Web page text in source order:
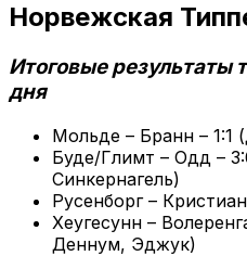
Норвежская
Итоговые результаты
дня
Мольде – Бранн –
Буде/Глимт – Одд –
Синкернагель)
Русенборг –
Хеугесунн –
Деннум, Эджук)